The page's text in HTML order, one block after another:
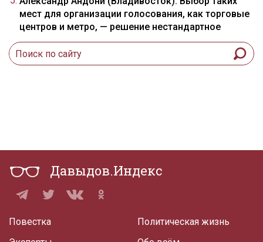
мест для организации голосования, как торговые
центров и метро, — решение нестандартное
Давыдов.Индекс
Повестка
Политическая жизнь